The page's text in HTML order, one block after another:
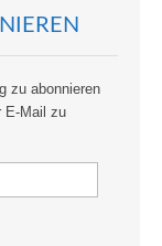
zu abonnieren
E-Mail zu